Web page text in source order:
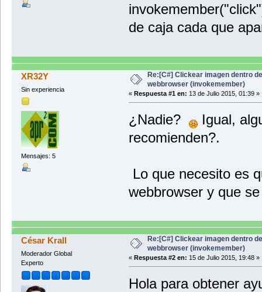
de caja cada que
XR32Y
Sin experiencia
Mensajes: 5
Re:[C#] Clickear imagen dentro de
webbrowser (invokemember)
« Respuesta #1 en: 13 de Julio 2015, 01:39 »
¿Nadie?
Igual,
recomienden?.
Lo que necesito es
webbrowser y que
César Krall
Moderador Global
Experto
Re:[C#] Clickear imagen dentro de
webbrowser (invokemember)
« Respuesta #2 en: 15 de Julio 2015, 19:48 »
Hola para obtener